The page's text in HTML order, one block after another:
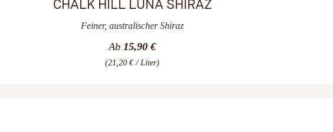
CHALK HILL LUNA SHIRAZ
Feiner, australischer Shiraz
Ab 15,90 €
(21,20 € / Liter)